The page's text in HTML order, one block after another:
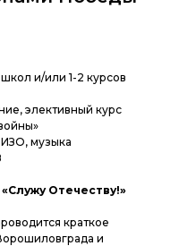
школ и/или 1-2 курсов
элективный курс
музыка
Отечеству!»
краткое
и